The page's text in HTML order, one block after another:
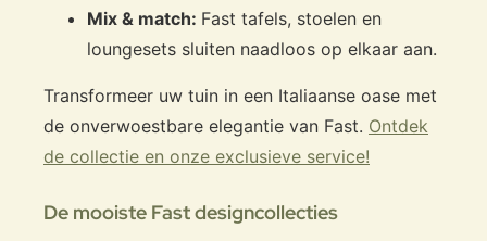
Mix & match: Fast tafels, stoelen en
loungesets sluiten naadloos op elkaar aan.
Transformeer uw tuin in een Italiaanse oase met
de onverwoestbare elegantie van Fast. Ontdek
de collectie en onze exclusieve service!
De mooiste Fast designcollecties